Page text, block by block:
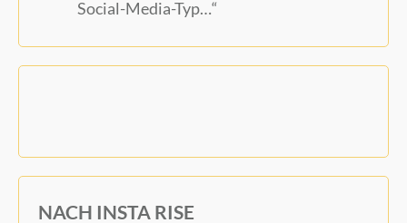
Social-Media-Typ…“
NACH INSTA RISE